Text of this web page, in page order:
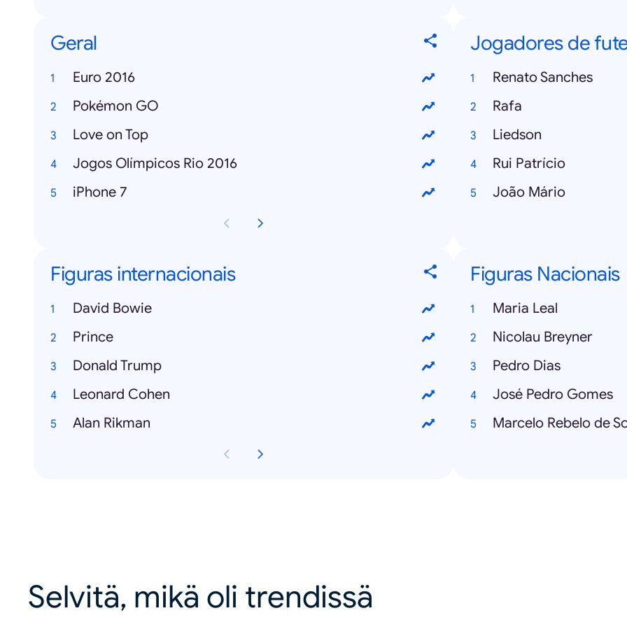
Geral
Euro 2016
Pokémon GO
Love on Top
Jogos Olímpicos Rio 2016
iPhone 7
Jogadores de
Renato Sanches
Rafa
Liedson
Rui Patrício
João Mário
Figuras internacionais
David Bowie
Prince
Donald Trump
Leonard Cohen
Alan Rikman
Figuras Nacionais
Maria Leal
Nicolau Breyner
Pedro Dias
José Pedro Gomes
Marcelo Rebelo de
Selvitä, mikä oli trendissä